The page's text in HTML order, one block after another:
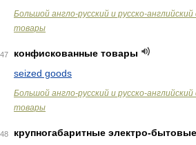
Большой англо-русский и русско-английский
товары
47
конфискованные товары
seized goods
Большой англо-русский и русско-английский
товары
48
крупногабаритные электро-